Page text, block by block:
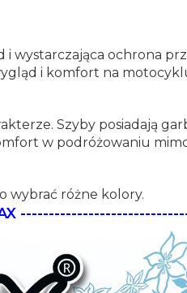
wystarczająca ochrona
i komfort na
Szyby posiadają
w podróżowaniu
wybrać różne kolory.